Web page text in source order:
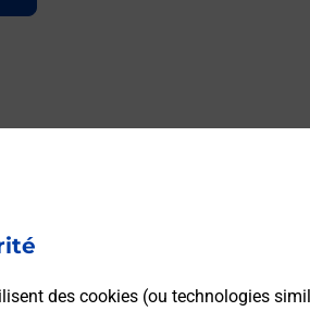
des cookies (ou technologies